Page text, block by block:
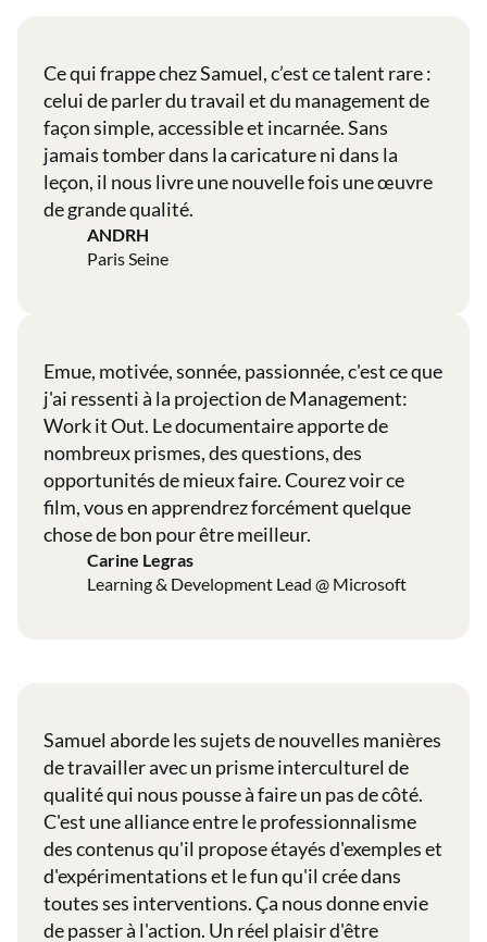
Ce qui frappe chez Samuel, c’est ce talent rare :
celui de parler du travail et du management de
façon simple, accessible et incarnée. Sans
jamais tomber dans la caricature ni dans la
leçon, il nous livre une nouvelle fois une œuvre
de grande qualité.
ANDRH
Paris Seine
Emue, motivée, sonnée, passionnée, c'est ce que
j'ai ressenti à la projection de Management:
Work it Out. Le documentaire apporte de
nombreux prismes, des questions, des
opportunités de mieux faire. Courez voir ce
film, vous en apprendrez forcément quelque
chose de bon pour être meilleur.
Carine Legras
Learning & Development Lead @ Microsoft
Samuel aborde les sujets de nouvelles manières
de travailler avec un prisme interculturel de
qualité qui nous pousse à faire un pas de côté.
C'est une alliance entre le professionnalisme
des contenus qu'il propose étayés d'exemples et
d'expérimentations et le fun qu'il crée dans
toutes ses interventions. Ça nous donne envie
de passer à l'action. Un réel plaisir d'être